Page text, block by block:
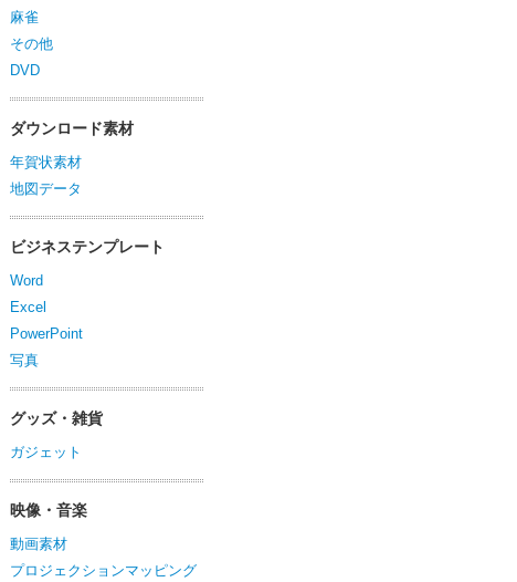
麻雀
その他
DVD
ダウンロード素材
年賀状素材
地図データ
ビジネステンプレート
Word
Excel
PowerPoint
写真
グッズ・雑貨
ガジェット
映像・音楽
動画素材
プロジェクションマッピング